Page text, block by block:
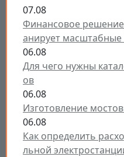
07.08
Финансовое решение
анирует масштабные
06.08
Для чего нужны
ов
06.08
Изготовление
06.08
Как определить
льной